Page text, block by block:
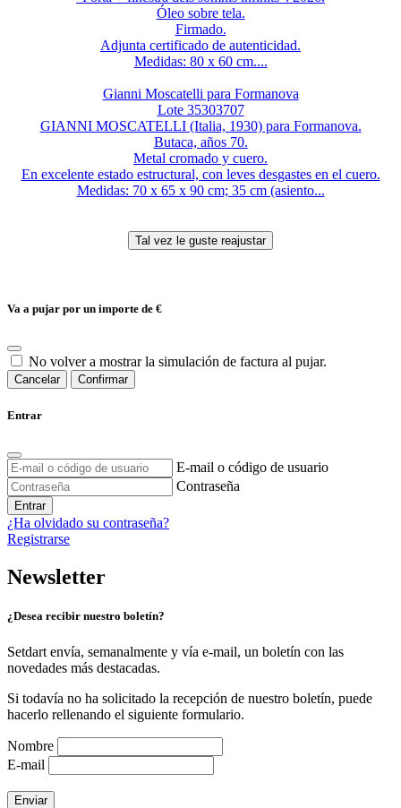
Óleo sobre tela.
Firmado.
Adjunta certificado de autenticidad.
Medidas: 80 x 60 cm....
Gianni Moscatelli para Formanova
Lote 35303707
GIANNI MOSCATELLI (Italia, 1930) para Formanova.
Butaca, años 70.
Metal cromado y cuero.
En excelente estado estructural, con leves desgastes en el cuero.
Medidas: 70 x 65 x 90 cm; 35 cm (asiento...
Va a pujar por un importe de €
No volver a mostrar la simulación de factura al pujar.
Cancelar Confirmar
Entrar
E-mail o código de usuario
Contraseña
Entrar
¿Ha olvidado su contraseña?
Registrarse
Newsletter
¿Desea recibir nuestro boletín?
Setdart envía, semanalmente y vía e-mail, un boletín con las
novedades más destacadas.
Si todavía no ha solicitado la recepción de nuestro boletín, puede
hacerlo rellenando el siguiente formulario.
Nombre
E-mail